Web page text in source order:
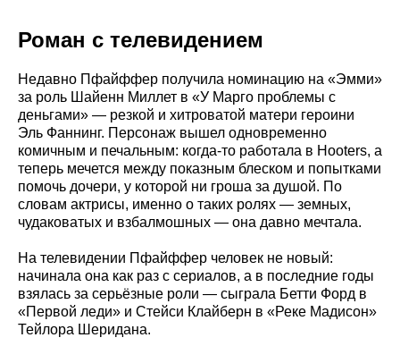
Роман с телевидением
Недавно Пфайффер получила номинацию на «Эмми»
за роль Шайенн Миллет в «У Марго проблемы с
деньгами» — резкой и хитроватой матери героини
Эль Фаннинг. Персонаж вышел одновременно
комичным и печальным: когда-то работала в Hooters, а
теперь мечется между показным блеском и попытками
помочь дочери, у которой ни гроша за душой. По
словам актрисы, именно о таких ролях — земных,
чудаковатых и взбалмошных — она давно мечтала.
На телевидении Пфайффер человек не новый:
начинала она как раз с сериалов, а в последние годы
взялась за серьёзные роли — сыграла Бетти Форд в
«Первой леди» и Стейси Клайберн в «Реке Мадисон»
Тейлора Шеридана.